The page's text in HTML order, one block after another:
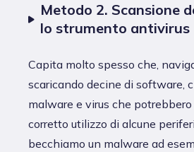
Metodo 2. Scansione
lo strumento antivirus
Capita molto spesso che,
scaricando decine di software,
malware e virus che
corretto utilizzo di alcune
becchiamo un malware ad